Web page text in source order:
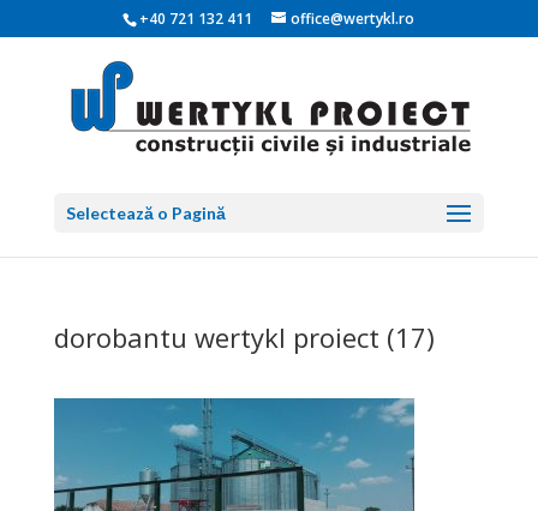
+40 721 132 411 office@wertykl.ro
Selectează o Pagină
dorobantu wertykl proiect (17)